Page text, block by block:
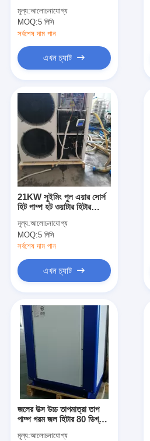
মূল্য:আলোচনাযোগ্য
MOQ:5 পিসি
সর্বশেষ দাম পান
এখন চ্যাট
21KW সুইমিং পুল এয়ার সোর্স
হিট পাম্প হট ওয়াটার হিটার
মূল্য:আলোচনাযোগ্য
MOQ:5 পিসি
সর্বশেষ দাম পান
এখন চ্যাট
জলের উত্স উচ্চ তাপমাত্রা তাপ
পাম্প গরম জল হিটার 80 ডিগ্রী
মূল্য:আলোচনাযোগ্য